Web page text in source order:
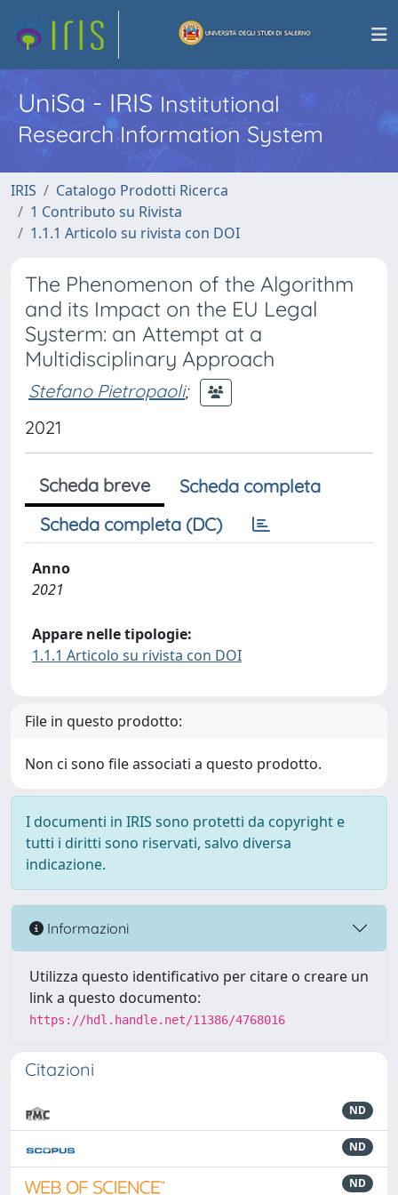
UniSa - IRISInstitutional
Research Information System
IRIS
Catalogo Prodotti Ricerca
1 Contributo su Rivista
1.1.1 Articolo su rivista con DOI
The Phenomenon of the Algorithm
and its Impact on the EU Legal
Systerm: an Attempt at a
Multidisciplinary Approach
Stefano Pietropaoli;
2021
Scheda breve
Scheda completa
Scheda completa (DC)
Anno
2021
Appare nelle tipologie:
1.1.1 Articolo su rivista con DOI
File in questo prodotto:
Non ci sono file associati a questo prodotto.
I documenti in IRIS sono protetti da copyright e
tutti i diritti sono riservati, salvo diversa
indicazione.
Informazioni
Utilizza questo identificativo per citare o creare un
link a questo documento:
https://hdl.handle.net/11386/4768016
Citazioni
ND
ND
ND